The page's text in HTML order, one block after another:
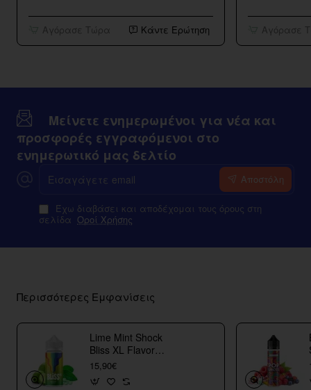
Cartridge
5ml
Τύπος
2
Αγόρασε Τώρα Κάντε Ερώτηση
G
Series
Vaporesso
Αγόρασε
Μείνετε ενημερωμένοι για νέα και
προσφορές εγγραφόμενοι στο
ενημερωτικό μας δελτίο
email
Αποστόλη
Έχω διαβάσει και αποδέχομαι τους όρους στη
σελίδα Οροί Χρήσης
Περισσότερες Εμφανίσεις
Lime Mint Shock
Bliss XL Flavor
Shots
15,90€